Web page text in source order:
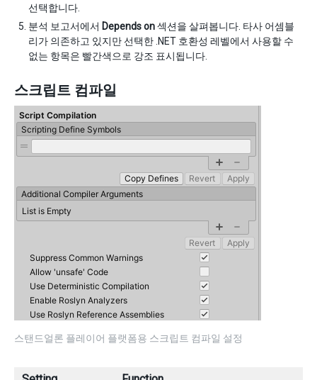
선택합니다.
분석 보고서에서 Depends on섹션을 살펴봅니다. 타사 어셈블
리가 의존하고 있지만 선택한 .NET 호환성 레벨에서 사용할 수
없는 항목은 빨간색으로 강조 표시됩니다.
스크립트 컴파일
스탠드얼론 플레이어 플랫폼용 스크립트 컴파일 설정